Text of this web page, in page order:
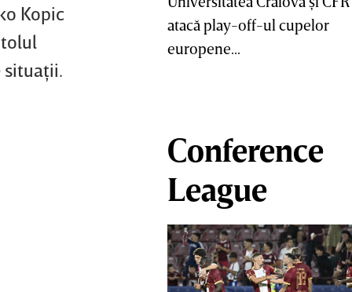
Kopic
situaţii.
atacă play-off-ul cupelor
europene...
Conference
League